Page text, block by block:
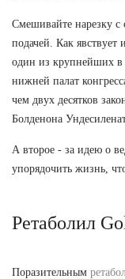
Смешивайте нарезку с
подачей. Как явствует
один из крупнейших в
нижней палат
чем двух десятков
Болденона
А второе - за идею о
упорядочить жизнь,
Ретаболил
Поразительным